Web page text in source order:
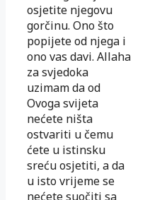
osjetite njegovu
gorčinu. Ono što
popijete od njega i
ono vas davi. Allaha
za svjedoka
uzimam da od
Ovoga svijeta
nećete ništa
ostvariti u čemu
ćete u istinsku
sreću osjetiti, a da
u isto vrijeme se
nećete suočiti sa